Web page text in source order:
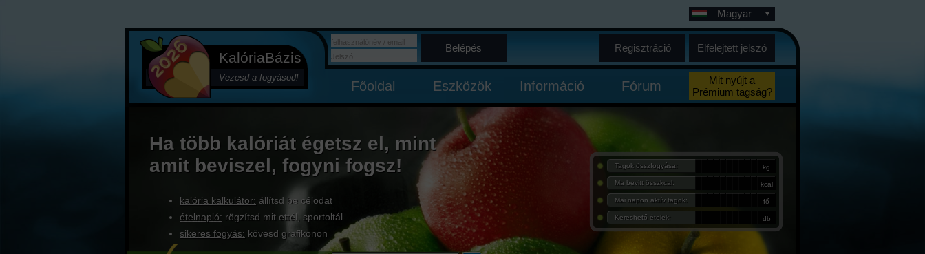
KalóriaBázis
Vezesd a fogyásod!
Magyar
Belépés Regisztráció Elfelejtett jelszó
Főoldal Eszközök Információ Fórum
Mit nyújt a
Prémium tagság?
Ha több kalóriát égetsz el, mint
amit beviszel, fogyni fogsz!
kalória kalkulátor: állítsd be célodat
ételnapló: rögzítsd mit ettél, sportoltál
sikeres fogyás: kövesd grafikonon
Tagok összfogyása: kg
Ma bevitt összkcal: kcal
Mai napon aktív tagok: fő
Kereshető ételek: db